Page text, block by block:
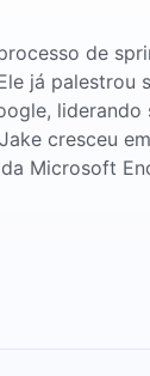
de
já
cresceu
Microsoft